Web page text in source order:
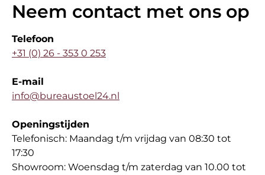
Neem contact met ons op
Telefoon
+31 (0) 26 - 353 0 253
E-mail
info@bureaustoel24.nl
Openingstijden
Telefonisch: Maandag t/m vrijdag van 08:30 tot
17:30
Showroom: Woensdag t/m zaterdag van 10.00 tot